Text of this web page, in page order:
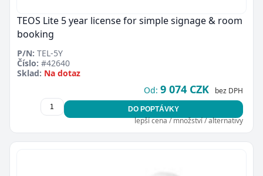
TEOS Lite 5 year license for simple signage & room
booking
P/N: TEL-5Y
Číslo: #42640
Sklad: Na dotaz
Od: 9 074 CZK bez DPH
DO POPTÁVKY
lepší cena / množství / alternativy